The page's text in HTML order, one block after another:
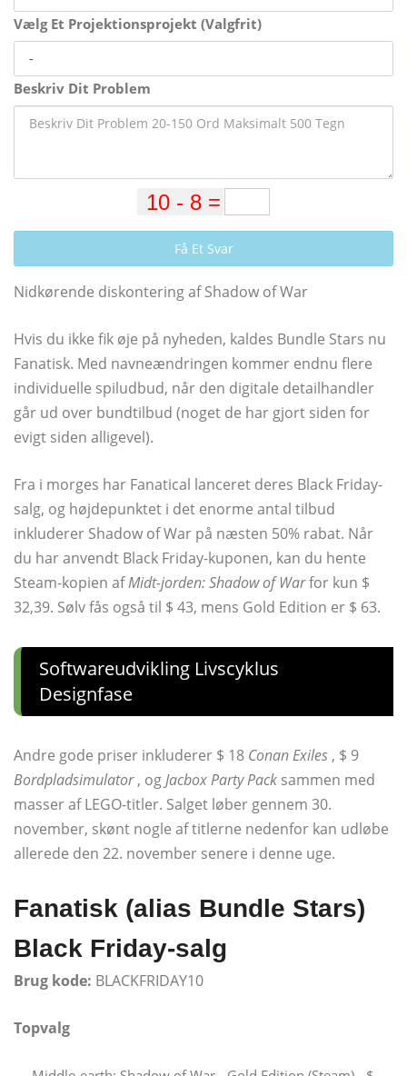
Vælg Et Projektionsprojekt (Valgfrit)
Beskriv Dit Problem
Få Et Svar
Nidkørende diskontering af Shadow of War
Hvis du ikke fik øje på nyheden, kaldes Bundle Stars nu
Fanatisk. Med navneændringen kommer endnu flere
individuelle spiludbud, når den digitale detailhandler
går ud over bundtilbud (noget de har gjort siden for
evigt siden alligevel).
Fra i morges har Fanatical lanceret deres Black Friday-
salg, og højdepunktet i det enorme antal tilbud
inkluderer Shadow of War på næsten 50% rabat. Når
du har anvendt Black Friday-kuponen, kan du hente
Steam-kopien afMidt-jorden: Shadow of Warfor kun $
32,39. Sølv fås også til $ 43, mens Gold Edition er $ 63.
Softwareudvikling Livscyklus
Designfase
Andre gode priser inkluderer $ 18 Conan Exiles , $ 9
Bordpladsimulator, ogJacbox Party Pack sammen med
masser af LEGO-titler. Salget løber gennem 30.
november, skønt nogle af titlerne nedenfor kan udløbe
allerede den 22. november senere i denne uge.
Fanatisk (alias Bundle Stars)
Black Friday-salg
Brug kode: BLACKFRIDAY10
Topvalg